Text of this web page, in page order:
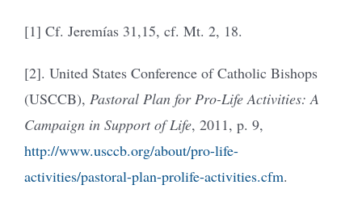
[1] Cf. Jeremías 31,15, cf. Mt. 2, 18.
[2]. United States Conference of Catholic Bishops
(USCCB), Pastoral Plan for Pro-Life Activities: A
Campaign in Support of Life, 2011, p. 9,
http://www.usccb.org/about/pro-life-
activities/pastoral-plan-prolife-activities.cfm.